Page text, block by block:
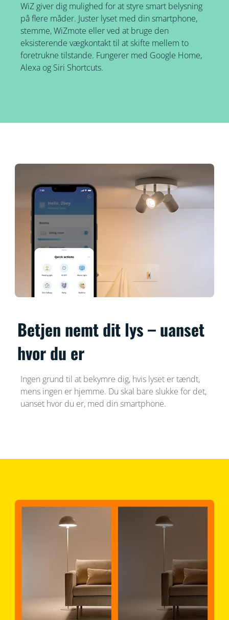
WiZ giver dig mulighed for at styre smart belysning
på flere måder. Juster lyset med din smartphone,
stemme, WiZmote eller ved at bruge den
eksisterende vægkontakt til at skifte mellem to
foretrukne tilstande. Fungerer med Google Home,
Alexa og Siri Shortcuts.
Betjen nemt dit lys – uanset
hvor du er
Ingen grund til at bekymre dig, hvis lyset er tændt,
mens ingen er hjemme. Du skal bare slukke for det,
uanset hvor du er, med din smartphone.